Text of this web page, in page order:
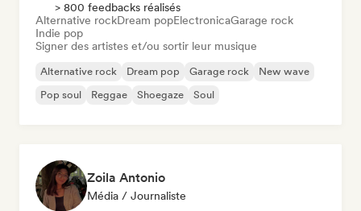
> 800 feedbacks réalisés
Alternative rockDream popElectronicaGarage rock
Indie pop
Signer des artistes et/ou sortir leur musique
Alternative rock Dream pop Garage rock
New wave
Pop soul
Reggae Shoegaze Soul
Zoila Antonio
Média / Journaliste